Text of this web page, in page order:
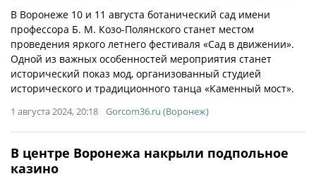
В Воронеже 10 и 11 августа ботанический сад имени
профессора Б. М. Козо-Полянского станет местом
проведения яркого летнего фестиваля «Сад в движении».
Одной из важных особенностей мероприятия станет
исторический показ мод, организованный студией
исторического и традиционного танца «Каменный мост».
1 августа 2024, 20:18 Gorcom36.ru (Воронеж)
В центре Воронежа накрыли подпольное
казино